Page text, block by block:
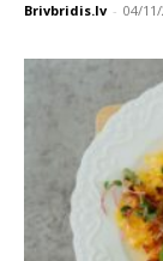
Brivbridis.lv - 04/